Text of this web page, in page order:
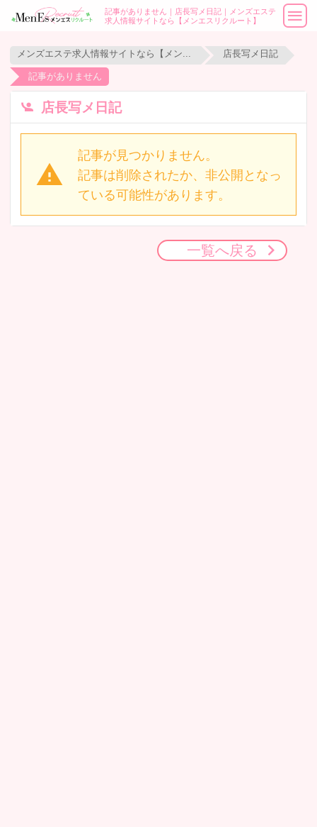
記事がありません｜店長写メ日記｜メンズエステ
求人情報サイトなら【メンエスリクルート】
店長写メ日記
記事がありません
店長写メ日記
記事が見つかりません。
記事は削除されたか、非公開となっ
ている可能性があります。
一覧へ戻る